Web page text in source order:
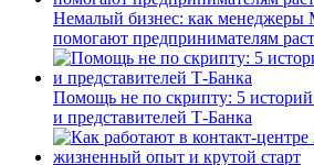
Немалый бизнес: как
помогают предпринимателям
Помощь не по скрипту: 5
и представителей Т-Банка